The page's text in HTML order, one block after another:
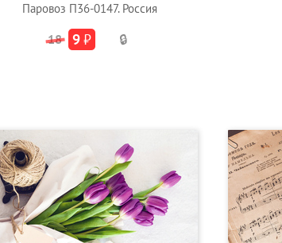
Паровоз П36-0147. Россия
18 9₽ 🔒